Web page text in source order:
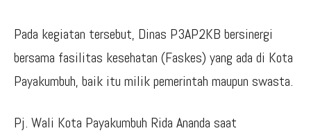
Pada kegiatan tersebut, Dinas P3AP2KB bersinergi
bersama fasilitas kesehatan (Faskes) yang ada di Kota
Payakumbuh, baik itu milik pemerintah maupun swasta.
Pj. Wali Kota Payakumbuh Rida Ananda saat